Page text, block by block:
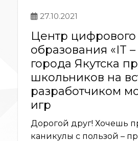
27.10.2021
Центр цифрового
образования «IT –
города Якутска
школьников на
разработчиком
игр
Дорогой друг! Хочешь
каникулы с пользой –